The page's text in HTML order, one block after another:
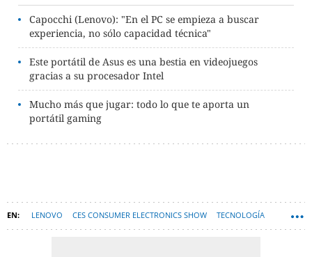
Capocchi (Lenovo): "En el PC se empieza a buscar
experiencia, no sólo capacidad técnica"
Este portátil de Asus es una bestia en videojuegos
gracias a su procesador Intel
Mucho más que jugar: todo lo que te aporta un
portátil gaming
LENOVO CES CONSUMER ELECTRONICS SHOW TECNOLOGÍA